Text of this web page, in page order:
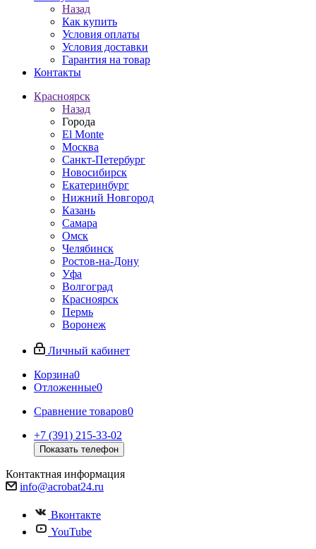
Назад
Как купить
Условия оплаты
Условия доставки
Гарантия на товар
Контакты
Красноярск
Назад
Города
El Monte
Москва
Санкт-Петербург
Новосибирск
Екатеринбург
Нижний Новгород
Казань
Самара
Омск
Челябинск
Ростов-на-Дону
Уфа
Волгоград
Красноярск
Пермь
Воронеж
Личный кабинет
Корзина0
Отложенные0
Сравнение товаров0
+7 (391) 215-33-02
Показать телефон
Контактная информация
info@acrobat24.ru
Вконтакте
YouTube